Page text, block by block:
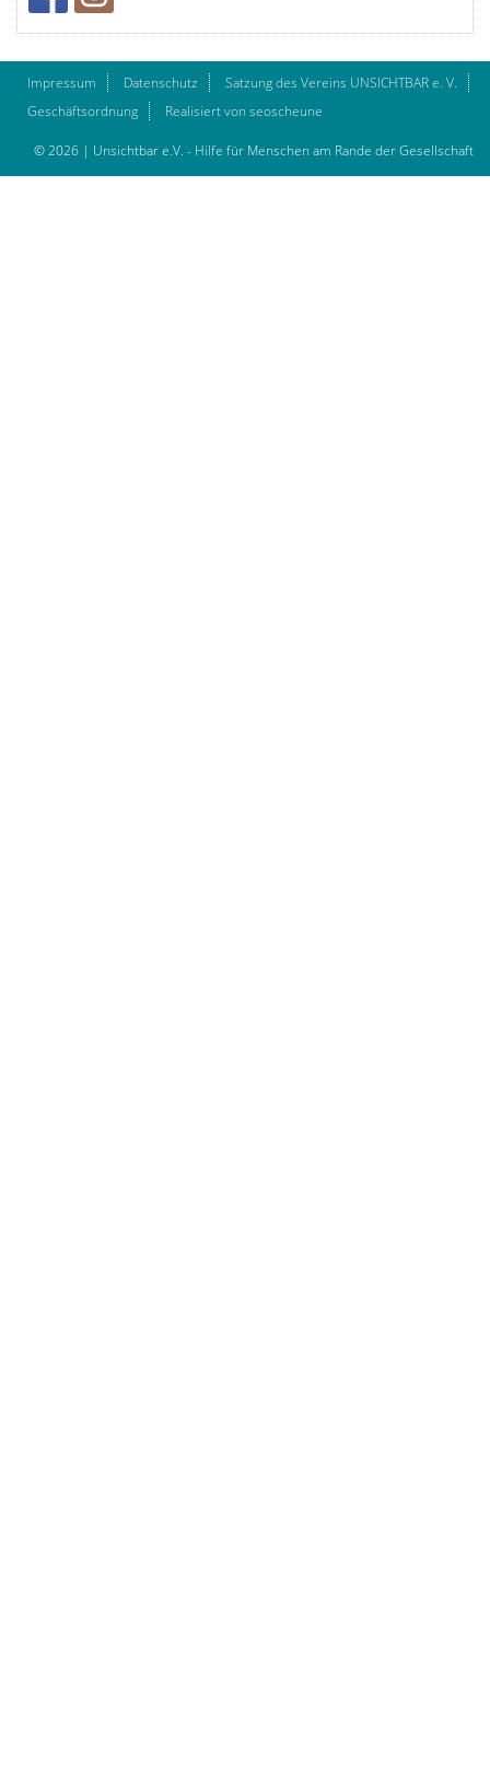
Impressum Datenschutz
Satzung des Vereins UNSICHTBAR e. V.
Geschäftsordnung
Realisiert von seoscheune
© 2026 | Unsichtbar e.V. - Hilfe für Menschen am Rande der Gesellschaft